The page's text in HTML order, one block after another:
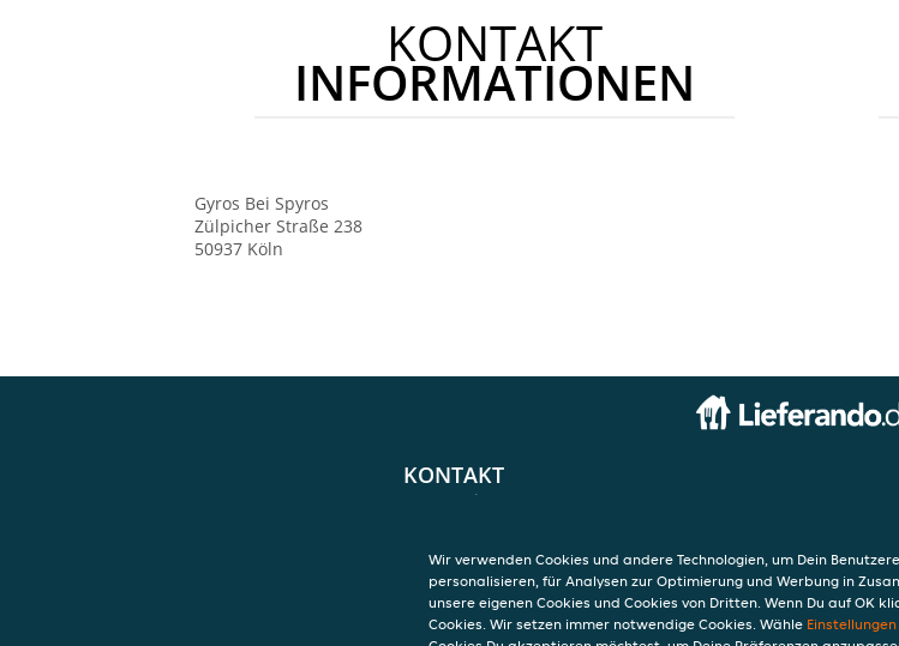
KONTAKT
INFORMATIONEN
Gyros Bei Spyros
Zülpicher Straße 238
50937 Köln
KONTAKT
Gyros Bei Spyros
Wir verwenden Cookies und andere Technologien, um Dein
personalisieren, für Analysen zur Optimierung und Werbung in
unsere eigenen Cookies und Cookies von Dritten. Wenn Du auf OK
Cookies. Wir setzen immer notwendige Cookies. Wähle